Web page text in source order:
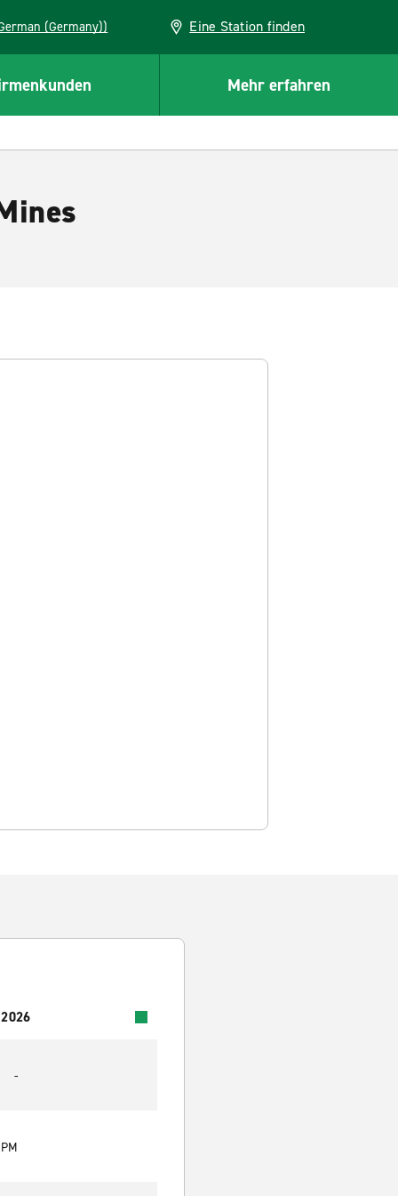
(German (Germany)) Eine Station finden
Mehr erfahren
-